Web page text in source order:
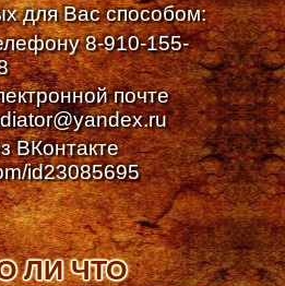
для Вас способом:
8-910-155-
почте
ВКонтакте
id23085695
ЛИ ЧТО